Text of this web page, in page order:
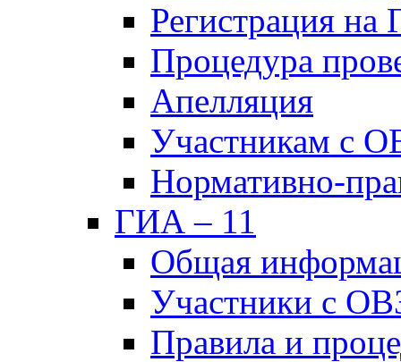
Регистрация
Процедура
Апелляция
Участникам с
Нормативно-
ГИА – 11
Общая
Участники с
Правила и